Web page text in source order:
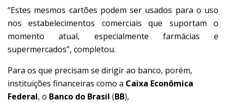
“Estes mesmos cartões podem ser usados para o uso
nos estabelecimentos comerciais que suportam o
momento atual, especialmente farmácias e
supermercados”, completou.
Para os que precisam se dirigir ao banco, porém,
instituições financeiras como a Caixa Econômica
Federal, o Banco do Brasil (BB),